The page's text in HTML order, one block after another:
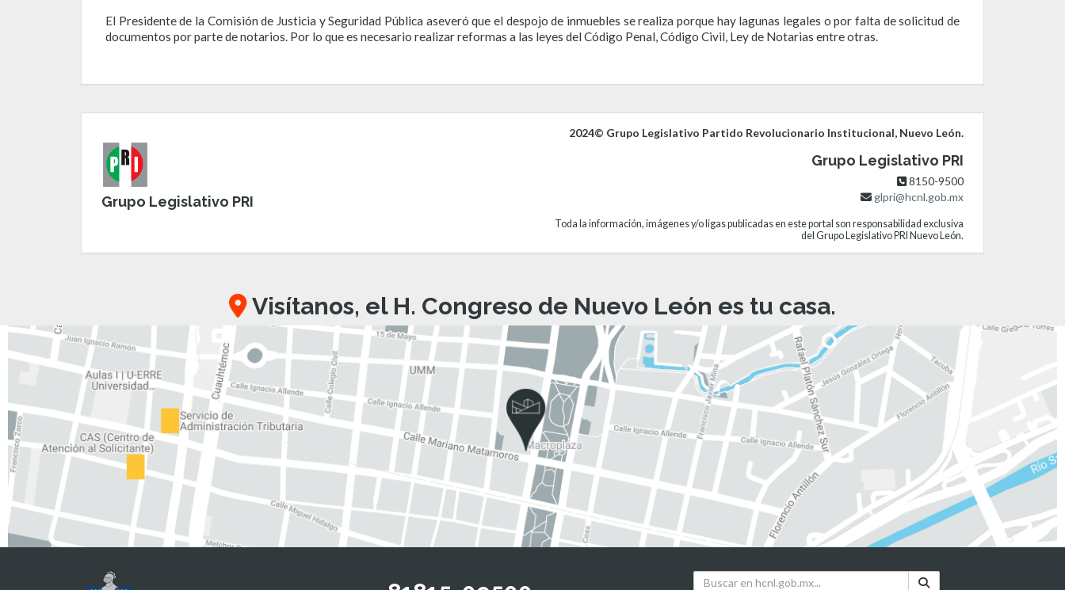
El Presidente de la Comisión de Justicia y Seguridad Pública aseveró que el despojo de inmuebles se realiza porque hay lagunas legales o por falta de solicitud de
documentos por parte de notarios. Por lo que es necesario realizar reformas a las leyes del Código Penal, Código Civil, Ley de Notarias entre otras.
Grupo Legislativo PRI
2024© Grupo Legislativo Partido Revolucionario Institucional, Nuevo León.
Grupo Legislativo PRI
8150-9500
glpri@hcnl.gob.mx
Toda la información, imágenes y/o ligas publicadas en este portal son responsabilidad exclusiva
del Grupo Legislativo PRI Nuevo León.
Visítanos, el H. Congreso de Nuevo León es tu casa.